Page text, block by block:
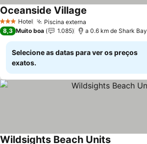
3 EstrelasHotel Piscina externa
Oceanside Village
8,3 Muito boa 1.085 a 0.6 km de Shark Bay
Selecione as datas para ver os preços
exatos.
Wildsights Beach Units